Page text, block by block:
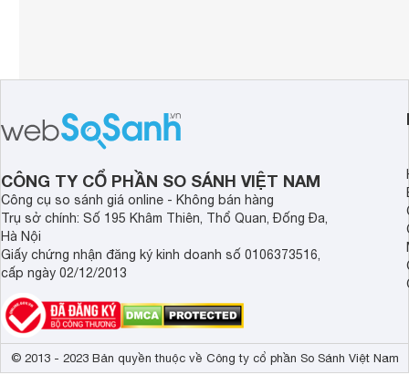
CÔNG TY CỔ PHẦN SO SÁNH VIỆT NAM
Công cụ so sánh giá online - Không bán hàng
Trụ sở chính: Số 195 Khâm Thiên, Thổ Quan, Đống Đa,
Hà Nội
Giấy chứng nhận đăng ký kinh doanh số 0106373516,
cấp ngày 02/12/2013
© 2013 - 2023 Bản quyền thuộc về Công ty cổ phần So Sánh Việt Nam